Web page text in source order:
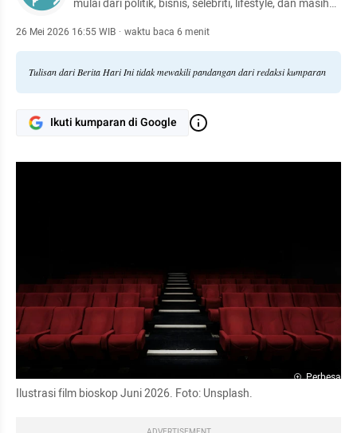
mulai dari politik, bisnis, selebriti, lifestyle, dan masih
26 Mei 2026 16:55 WIB · waktu baca 6 menit
Tulisan dari Berita Hari Ini tidak mewakili pandangan dari redaksi kumparan
Ikuti kumparan di Google
Perbesar
Ilustrasi film bioskop Juni 2026. Foto: Unsplash.